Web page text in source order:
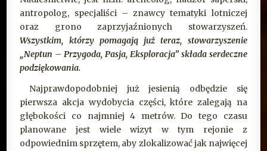
antropolog, specjaliści – znawcy tematyki lotniczej
oraz grono zaprzyjaźnionych stowarzyszeń.
Wszystkim, którzy pomagają już teraz, stowarzyszenie
„Neptun – Przygoda, Pasja, Eksploracja” składa serdeczne
podziękowania.
Najprawdopodobniej już jesienią odbędzie się
pierwsza akcja wydobycia części, które zalegają na
głębokości co najmniej 4 metrów. Do tego czasu
planowane jest wiele wizyt w tym rejonie z
odpowiednim sprzętem, aby zlokalizować jak najwięcej